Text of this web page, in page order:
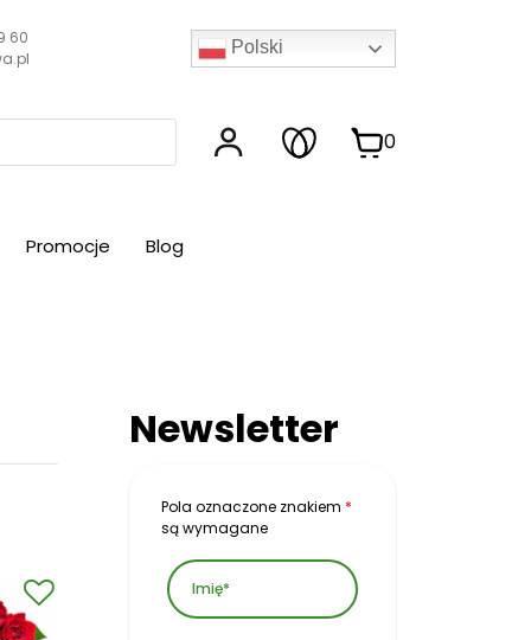
60
Polski
0
Promocje Blog
Newsletter
Pola oznaczone znakiem *
są wymagane